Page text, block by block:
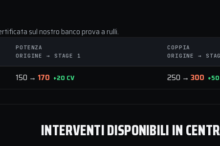
sul nostro banco prova a rulli.
POTENZA
ORIGINE → STAGE 1
COPPIA
ORIGINE →
150 → 170 +20 CV 250 → 300
INTERVENTI DISPONIBILI IN